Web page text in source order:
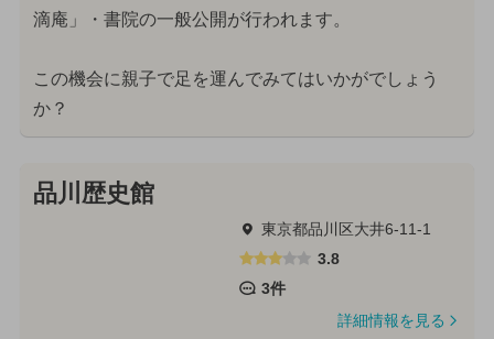
滴庵」・書院の一般公開が行われます。
この機会に親子で足を運んでみてはいかがでしょう
か？
品川歴史館
東京都品川区大井6-11-1
3.8
3件
詳細情報を見る